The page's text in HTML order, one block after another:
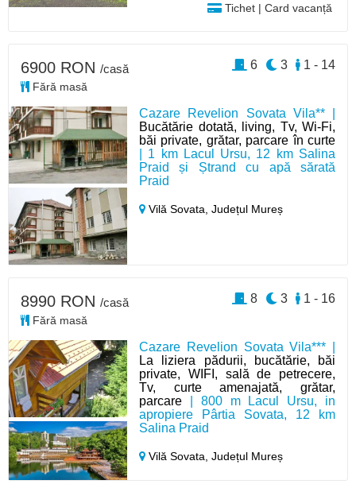
Tichet | Card vacanță
Cazare Revelion Sovata Vila** |
Bucătărie dotată, living, Tv, Wi-Fi,
băi private, grătar, parcare în curte
| 1 km Lacul Ursu, 12 km Salina
Praid și Ștrand cu apă sărată
Praid
Vilă Sovata,Județul Mureș
6900 RON /casă
Fără masă
1 - 14
3
6
Cazare Revelion Sovata Vila*** |
La liziera pădurii, bucătărie, băi
private, WIFI, sală de petrecere,
Tv, curte amenajată, grătar,
parcare | 800 m Lacul Ursu, in
apropiere Pârtia Sovata, 12 km
Salina Praid
Vilă Sovata,Județul Mureș
8990 RON /casă
Fără masă
1 - 16
3
8